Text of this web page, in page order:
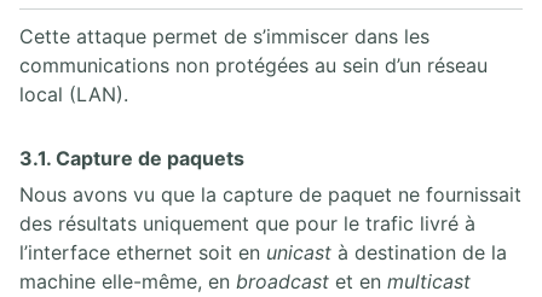
Cette attaque permet de s’immiscer dans les
communications non protégées au sein d’un réseau
local (LAN).
3.1. Capture de paquets
Nous avons vu que la capture de paquet ne fournissait
des résultats uniquement que pour le trafic livré à
l’interface ethernet soit en unicast à destination de la
machine elle-même, en broadcast et en multicast